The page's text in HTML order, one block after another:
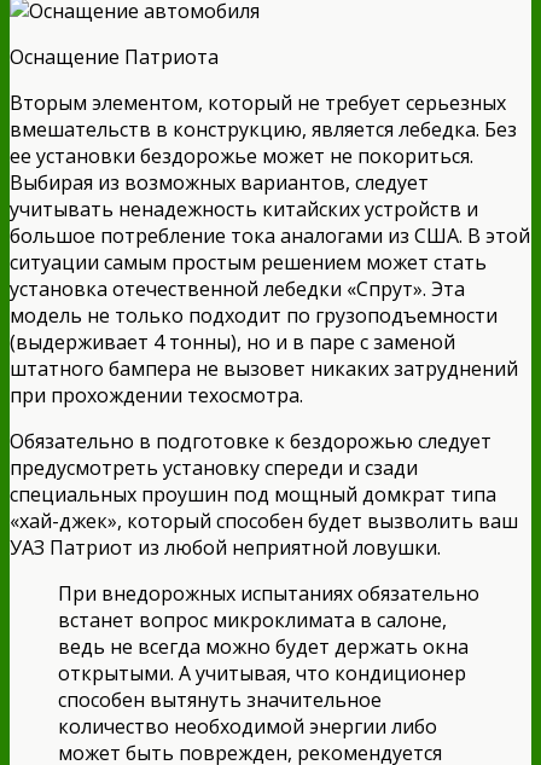
Оснащение Патриота
Вторым элементом, который не требует серьезных
вмешательств в конструкцию, является лебедка. Без
ее установки бездорожье может не покориться.
Выбирая из возможных вариантов, следует
учитывать ненадежность китайских устройств и
большое потребление тока аналогами из США. В этой
ситуации самым простым решением может стать
установка отечественной лебедки «Спрут». Эта
модель не только подходит по грузоподъемности
(выдерживает 4 тонны), но и в паре с заменой
штатного бампера не вызовет никаких затруднений
при прохождении техосмотра.
Обязательно в подготовке к бездорожью следует
предусмотреть установку спереди и сзади
специальных проушин под мощный домкрат типа
«хай-джек», который способен будет вызволить ваш
УАЗ Патриот из любой неприятной ловушки.
При внедорожных испытаниях обязательно
встанет вопрос микроклимата в салоне,
ведь не всегда можно будет держать окна
открытыми. А учитывая, что кондиционер
способен вытянуть значительное
количество необходимой энергии либо
может быть поврежден, рекомендуется